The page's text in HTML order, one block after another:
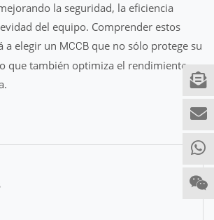
la seguridad, la eficiencia
del equipo. Comprender estos
a elegir un MCCB que no sólo protege su
que también optimiza el rendimiento